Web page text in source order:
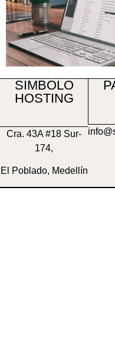
SIMBOLO
HOSTING
Cra. 43A #18 Sur-
174,
El Poblado, Medellín